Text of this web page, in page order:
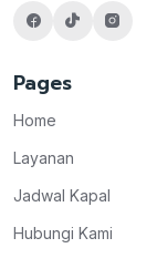
Pages
Home
Layanan
Jadwal Kapal
Hubungi Kami